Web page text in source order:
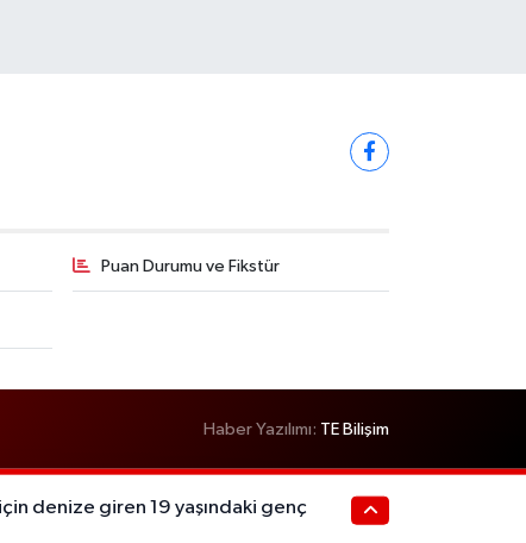
Puan Durumu ve Fikstür
Haber Yazılımı: TE Bilişim
denize giren 19 yaşındaki genç